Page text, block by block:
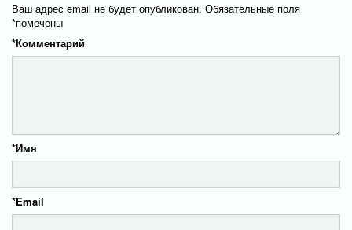
Ваш адрес email не будет опубликован. Обязательные поля
помечены
*
Комментарий
*
Имя
*
Email
*